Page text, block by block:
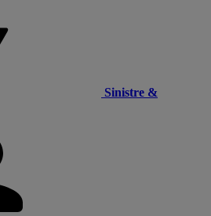
Sinistre &